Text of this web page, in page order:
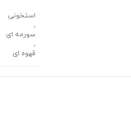
استخونی
,
سورمه ای
,
قهوه ای